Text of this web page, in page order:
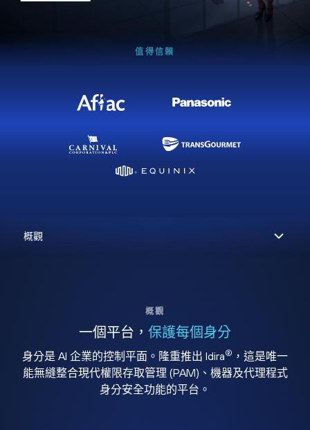
值得信賴
概觀
一個平台， 保護每個身分
身分是 AI 企業的控制平面。隆重推出 Idira® ，這是唯一
能無縫整合現代權限存取管理 (PAM)、機器及代理程式
身分安全功能的平台。